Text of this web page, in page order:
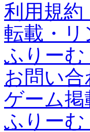
利用規
転載・リ
ふりーむ
お問い合
ゲーム掲
ふりー